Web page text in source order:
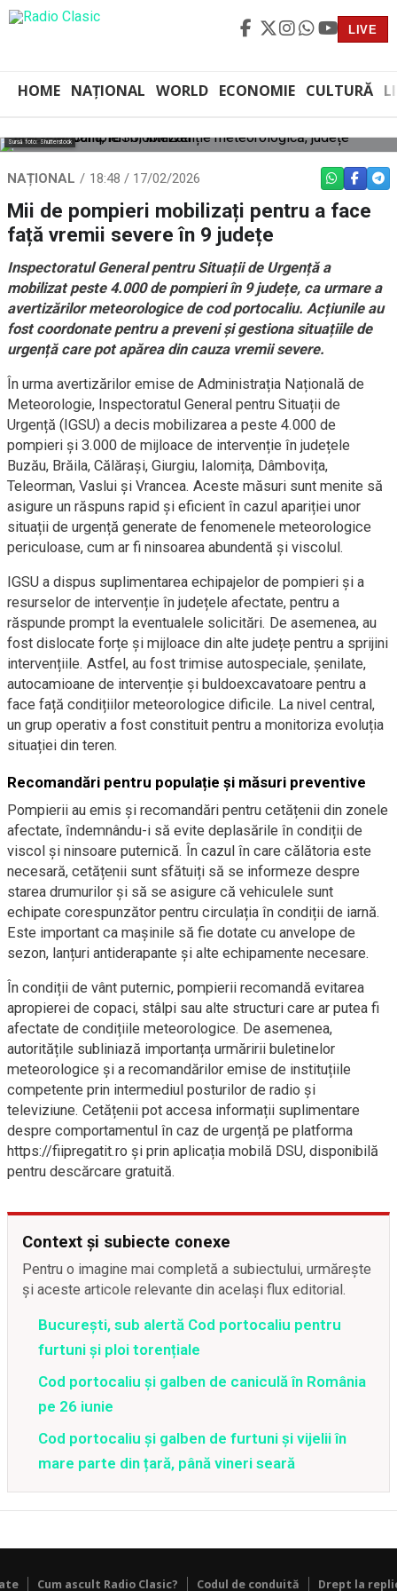
LIVE
HOME NAȚIONAL WORLD ECONOMIE CULTURĂ
Sursă foto: Shutterstock
NAȚIONAL 18:48 / 17/02/2026 WHATSAPP
Mii de pompieri mobilizați pentru a face
față vremii severe în 9 județe
Inspectoratul General pentru Situații de Urgență a
mobilizat peste 4.000 de pompieri în 9 județe, ca urmare a
avertizărilor meteorologice de cod portocaliu. Acțiunile au
fost coordonate pentru a preveni și gestiona situațiile de
urgență care pot apărea din cauza vremii severe.
În urma avertizărilor emise de Administrația Națională de
Meteorologie, Inspectoratul General pentru Situații de
Urgență (IGSU) a decis mobilizarea a peste 4.000 de
pompieri și 3.000 de mijloace de intervenție în județele
Buzău, Brăila, Călărași, Giurgiu, Ialomița, Dâmbovița,
Teleorman, Vaslui și Vrancea. Aceste măsuri sunt menite să
asigure un răspuns rapid și eficient în cazul apariției unor
situații de urgență generate de fenomenele meteorologice
periculoase, cum ar fi ninsoarea abundentă și viscolul.
IGSU a dispus suplimentarea echipajelor de pompieri și a
resurselor de intervenție în județele afectate, pentru a
răspunde prompt la eventualele solicitări. De asemenea, au
fost dislocate forțe și mijloace din alte județe pentru a sprijini
intervențiile. Astfel, au fost trimise autospeciale, șenilate,
autocamioane de intervenție și buldoexcavatoare pentru a
face față condițiilor meteorologice dificile. La nivel central,
un grup operativ a fost constituit pentru a monitoriza evoluția
situației din teren.
Recomandări pentru populație și măsuri preventive
Pompierii au emis și recomandări pentru cetățenii din zonele
afectate, îndemnându-i să evite deplasările în condiții de
viscol și ninsoare puternică. În cazul în care călătoria este
necesară, cetățenii sunt sfătuiți să se informeze despre
starea drumurilor și să se asigure că vehiculele sunt
echipate corespunzător pentru circulația în condiții de iarnă.
Este important ca mașinile să fie dotate cu anvelope de
sezon, lanțuri antiderapante și alte echipamente necesare.
În condiții de vânt puternic, pompierii recomandă evitarea
apropierei de copaci, stâlpi sau alte structuri care ar putea fi
afectate de condițiile meteorologice. De asemenea,
autoritățile subliniază importanța urmăririi buletinelor
meteorologice și a recomandărilor emise de instituțiile
competente prin intermediul posturilor de radio și
televiziune. Cetățenii pot accesa informații suplimentare
despre comportamentul în caz de urgență pe platforma
https://fiipregatit.ro și prin aplicația mobilă DSU, disponibilă
pentru descărcare gratuită.
Context și subiecte conexe
Pentru o imagine mai completă a subiectului, urmărește
și aceste articole relevante din același flux editorial.
București, sub alertă Cod portocaliu pentru
furtuni și ploi torențiale
Cod portocaliu și galben de caniculă în România
pe 26 iunie
Cod portocaliu și galben de furtuni și vijelii în
mare parte din țară, până vineri seară
Cum ascult Radio Clasic? Codul de conduită Drept la